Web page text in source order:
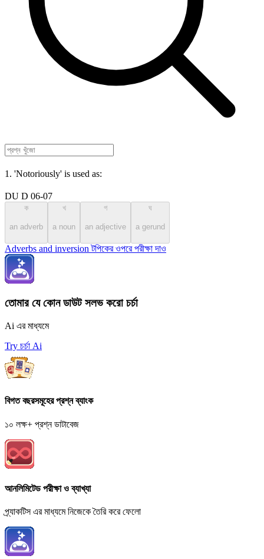
1. 'Notoriously' is used as:
DU D 06-07
ক
an adverb
খ
a noun
গ
an adjective
ঘ
a gerund
Adverbs and inversion টপিকের ওপরে পরীক্ষা দাও
তোমার যে কোন ডাউট সলভ করো চর্চা
Ai এর মাধ্যমে
Try চর্চা Ai
বিগত বছরসমূহের প্রশ্ন ব্যাংক
১০ লক্ষ+ প্রশ্ন ডাটাবেজ
আনলিমিটেড পরীক্ষা ও ব্যাখ্যা
প্র্যাকটিস এর মাধ্যমে নিজেকে তৈরি করে ফেলো